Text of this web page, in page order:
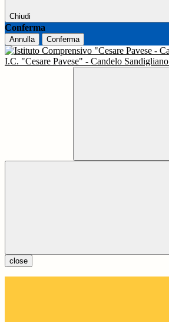
Chiudi
Conferma
Annulla Conferma
I.C. "Cesare Pavese" - Candelo Sandigliano
close